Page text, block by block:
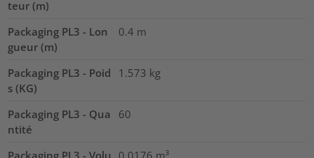
teur (m)
Packaging PL3 - Lon
gueur (m)
0.4 m
Packaging PL3 - Poid
s (KG)
1.573 kg
Packaging PL3 - Qua
ntité
60
Packaging PL3 - Volu
0.0176 m³